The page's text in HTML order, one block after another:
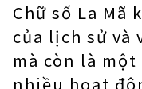
Chữ số La Mã
của lịch sử và
mà còn là
nhiều hoạt